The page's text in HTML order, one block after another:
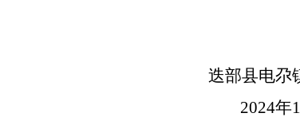
县电尕镇更古
年12月